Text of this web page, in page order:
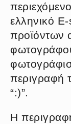
ελληνικό
προϊόντων
περιγραφή
“:)”.
Η